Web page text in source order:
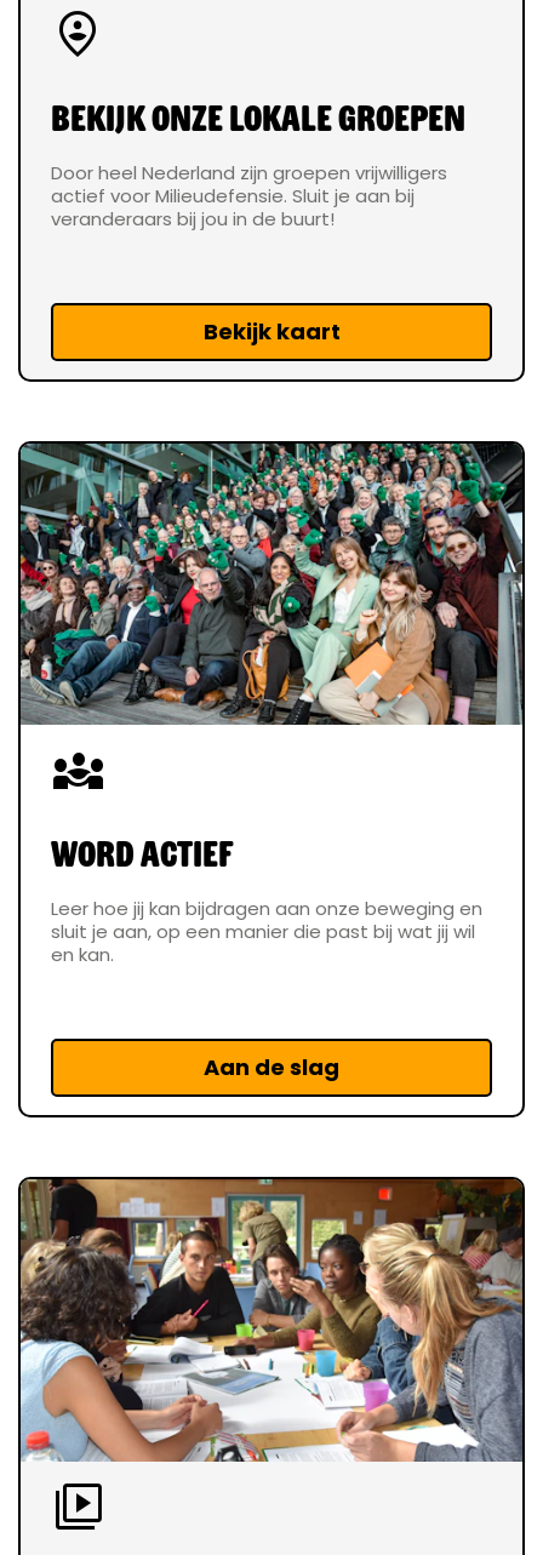
person_pin_circle
Bekijk onze lokale groepen
Door heel Nederland zijn groepen vrijwilligers
actief voor Milieudefensie. Sluit je aan bij
veranderaars bij jou in de buurt!
Bekijk kaart
diversity_3
Word actief
Leer hoe jij kan bijdragen aan onze beweging en
sluit je aan, op een manier die past bij wat jij wil
en kan.
Aan de slag
video_library